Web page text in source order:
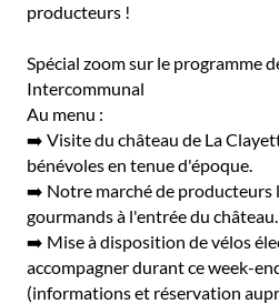
producteurs !
Spécial zoom sur le programme
Intercommunal
Au menu :
➡️ Visite du château de La
bénévoles en tenue d'époque.
➡️ Notre marché de producteurs
gourmands à l'entrée du château.
➡️ Mise à disposition de vélos
accompagner durant ce week-
(informations et réservation